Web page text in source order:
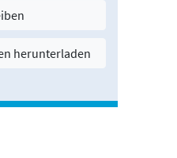
herunterladen